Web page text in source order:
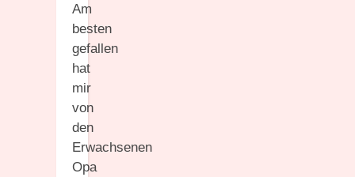
Am
besten
gefallen
hat
mir
von
den
Erwachsenen
Opa